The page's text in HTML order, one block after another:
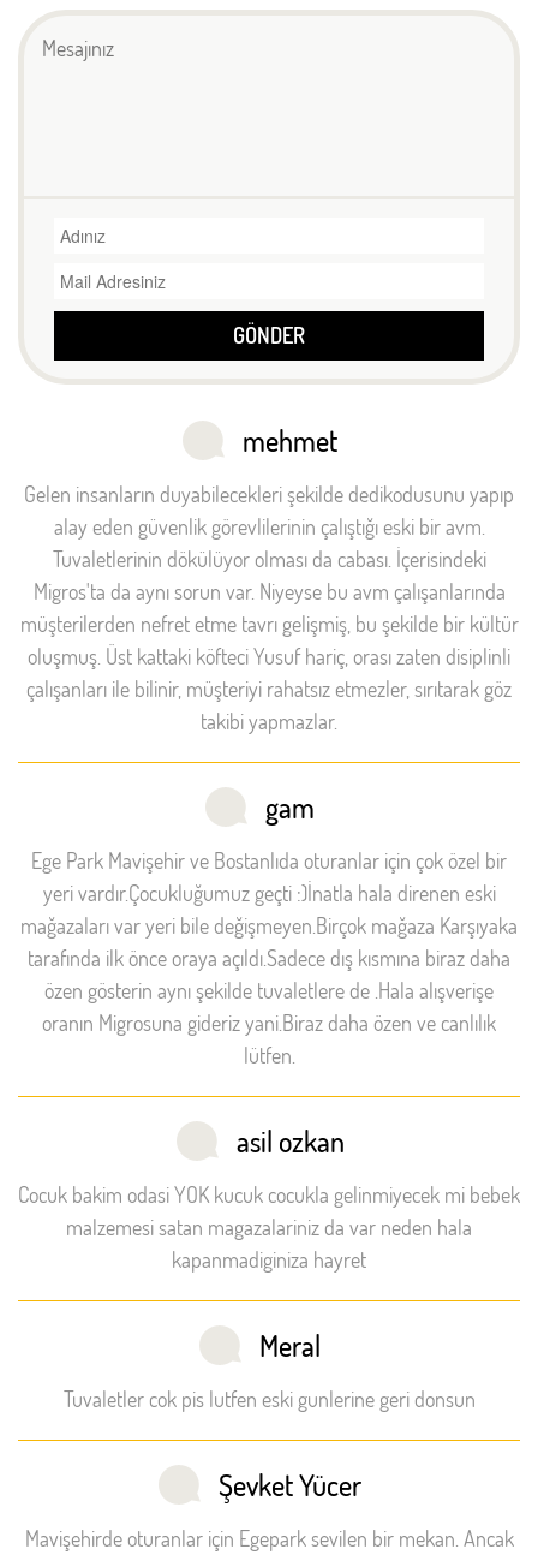
GÖNDER
mehmet
Gelen insanların duyabilecekleri şekilde dedikodusunu yapıp
alay eden güvenlik görevlilerinin çalıştığı eski bir avm.
Tuvaletlerinin dökülüyor olması da cabası. İçerisindeki
Migros'ta da aynı sorun var. Niyeyse bu avm çalışanlarında
müşterilerden nefret etme tavrı gelişmiş, bu şekilde bir kültür
oluşmuş. Üst kattaki köfteci Yusuf hariç, orası zaten disiplinli
çalışanları ile bilinir, müşteriyi rahatsız etmezler, sırıtarak göz
takibi yapmazlar.
gam
Ege Park Mavişehir ve Bostanlıda oturanlar için çok özel bir
yeri vardır.Çocukluğumuz geçti :)İnatla hala direnen eski
mağazaları var yeri bile değişmeyen.Birçok mağaza Karşıyaka
tarafında ilk önce oraya açıldı.Sadece dış kısmına biraz daha
özen gösterin aynı şekilde tuvaletlere de .Hala alışverişe
oranın Migrosuna gideriz yani.Biraz daha özen ve canlılık
lütfen.
asil ozkan
Cocuk bakim odasi YOK kucuk cocukla gelinmiyecek mi bebek
malzemesi satan magazalariniz da var neden hala
kapanmadiginiza hayret
Meral
Tuvaletler cok pis lutfen eski gunlerine geri donsun
Şevket Yücer
Mavişehirde oturanlar için Egepark sevilen bir mekan. Ancak